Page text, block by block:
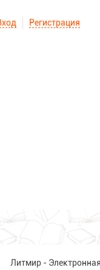
Регистрация
Литмир -